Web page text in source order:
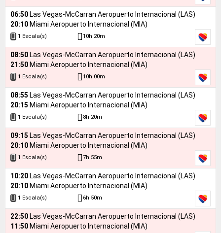
06:50 Las Vegas-McCarran Aeropuerto Internacional (LAS)
20:10 Miami Aeropuerto Internacional (MIA)
1 Escala(s) 10h 20m
08:50 Las Vegas-McCarran Aeropuerto Internacional (LAS)
21:50 Miami Aeropuerto Internacional (MIA)
1 Escala(s) 10h 00m
08:55 Las Vegas-McCarran Aeropuerto Internacional (LAS)
20:15 Miami Aeropuerto Internacional (MIA)
1 Escala(s) 8h 20m
09:15 Las Vegas-McCarran Aeropuerto Internacional (LAS)
20:10 Miami Aeropuerto Internacional (MIA)
1 Escala(s) 7h 55m
10:20 Las Vegas-McCarran Aeropuerto Internacional (LAS)
20:10 Miami Aeropuerto Internacional (MIA)
1 Escala(s) 6h 50m
22:50 Las Vegas-McCarran Aeropuerto Internacional (LAS)
11:50 Miami Aeropuerto Internacional (MIA)